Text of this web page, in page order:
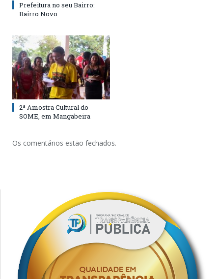
Prefeitura no seu Bairro:
Bairro Novo
2ª Amostra Cultural do
SOME, em Mangabeira
Os comentários estão fechados.